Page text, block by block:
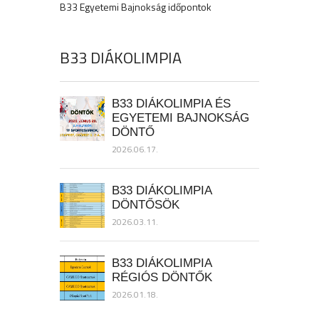
B33 Egyetemi Bajnokság időpontok
B33 DIÁKOLIMPIA
B33 DIÁKOLIMPIA ÉS
EGYETEMI BAJNOKSÁG
DÖNTŐ
2026.06.17.
B33 DIÁKOLIMPIA
DÖNTŐSÖK
2026.03.11.
B33 DIÁKOLIMPIA
RÉGIÓS DÖNTŐK
2026.01.18.